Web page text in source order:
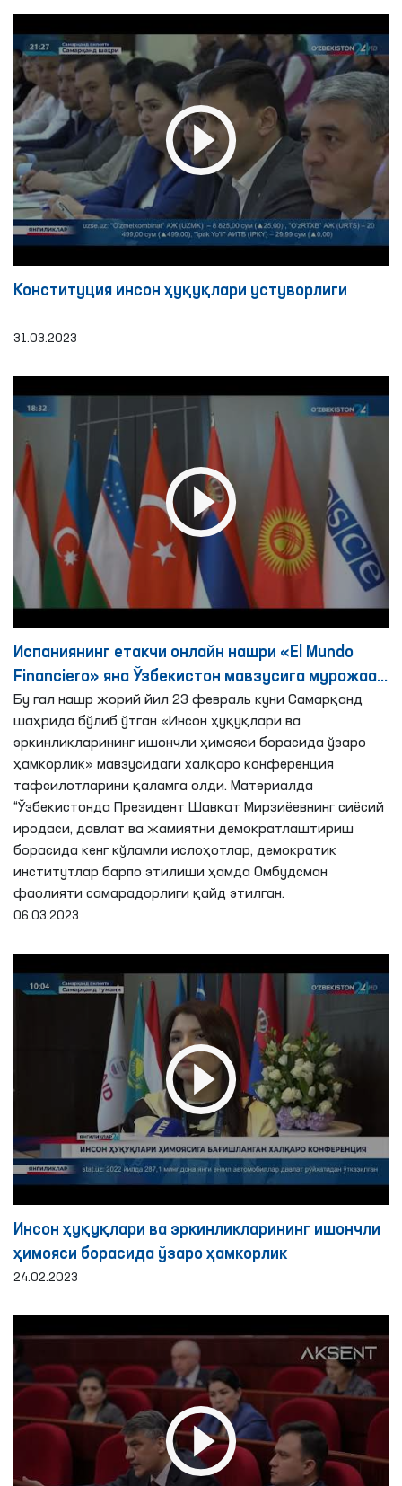
Конституция инсон ҳуқуқлари устуворлиги
31.03.2023
Испаниянинг етакчи онлайн нашри «El Mundo
Financiero» яна Ўзбекистон мавзусига мурожаат
қилди.
Бу гал нашр жорий йил 23 февраль куни Самарқанд
шаҳрида бўлиб ўтган «Инсон ҳуқуқлари ва
эркинликларининг ишончли ҳимояси борасида ўзаро
ҳамкорлик» мавзусидаги халқаро конференция
тафсилотларини қаламга олди. Mатериалда
“Ўзбекистонда Президент Шавкат Мирзиёевнинг сиёсий
иродаси, давлат ва жамиятни демократлаштириш
борасида кенг кўламли ислоҳотлар, демократик
институтлар барпо этилиши ҳамда Омбудсман
фаолияти самарадорлиги қайд этилган.
06.03.2023
Инсон ҳуқуқлари ва эркинликларининг ишончли
ҳимояси борасида ўзаро ҳамкорлик
24.02.2023